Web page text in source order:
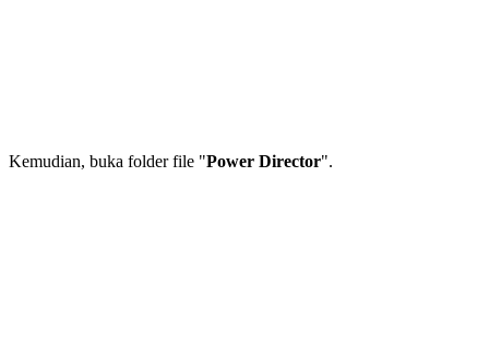
Kemudian, buka folder file "Power Director".